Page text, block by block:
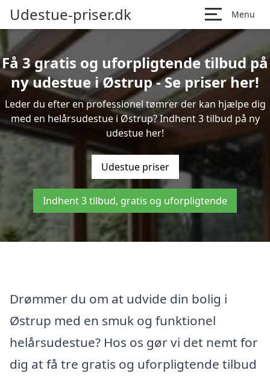
Udestue-priser.dk Menu
Få 3 gratis og uforpligtende tilbud på
ny udestue i Østrup - Se priser her!
Leder du efter en professionel tømrer der kan hjælpe dig
med en helårsudestue i Østrup? Indhent 3 tilbud på ny
udestue her!
Udestue priser
Indhent 3 tilbud, gratis og uforpligtende
Drømmer du om at udvide din bolig i
Østrup med en smuk og funktionel
helårsudestue? Hos os gør vi det nemt for
dig at få tre gratis og uforpligtende tilbud